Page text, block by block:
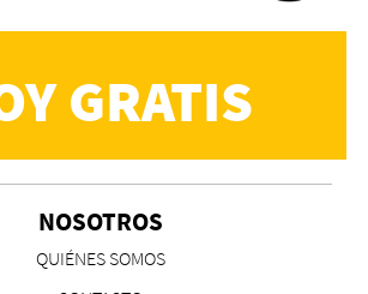
GRATIS
NOSOTROS
QUIÉNES SOMOS